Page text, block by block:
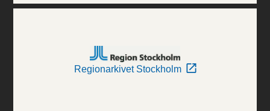
Regionarkivet Stockholm